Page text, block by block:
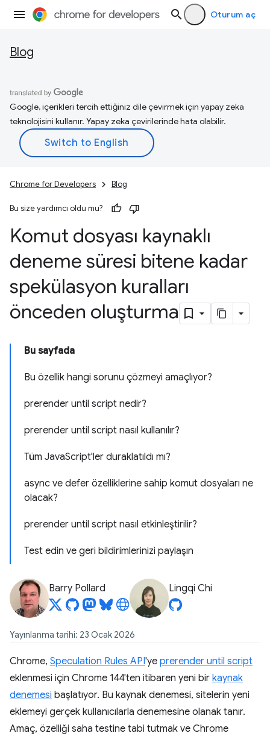
Oturum aç
Blog
Google, içerikleri tercih ettiğiniz dile çevirmek için yapay zeka
teknolojisini kullanır. Yapay zeka çevirilerinde hata olabilir.
Chrome for Developers Blog
Bu size yardımcı oldu mu?
Komut dosyası kaynaklı
deneme süresi bitene kadar
spekülasyon kuralları
önceden oluşturma
Bu sayfada
Bu özellik hangi sorunu çözmeyi amaçlıyor?
prerender until script nedir?
prerender until script nasıl kullanılır?
Tüm JavaScript'ler duraklatıldı mı?
async ve defer özelliklerine sahip komut dosyaları ne
olacak?
prerender until script nasıl etkinleştirilir?
Test edin ve geri bildirimlerinizi paylaşın
Barry Pollard Lingqi Chi
Yayınlanma tarihi: 23 Ocak 2026
Chrome, Speculation Rules API'ye prerender until script
eklenmesi için Chrome 144'ten itibaren yeni bir kaynak
denemesi başlatıyor. Bu kaynak denemesi, sitelerin yeni
eklemeyi gerçek kullanıcılarla denemesine olanak tanır.
Amaç, özelliği saha testine tabi tutmak ve Chrome